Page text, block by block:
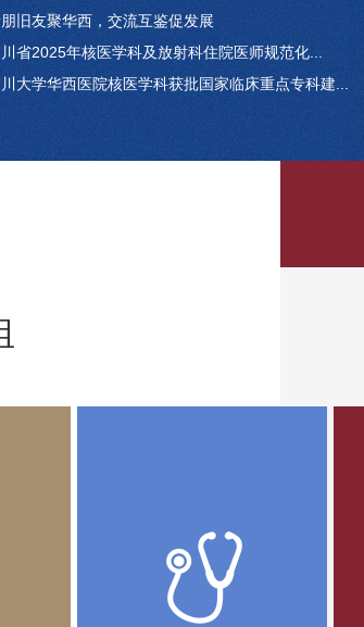
旧友聚华西，交流互鉴促发展
省2025年核医学科及放射科住院医师规范化...
大学华西医院核医学科获批国家临床重点专科建...